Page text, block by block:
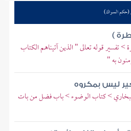
السواك)
)
> تفسير قوله تعالى " الذين آتيناهم الكتاب
به "
ليس بمكروه
> كتاب الوضوء > باب فضل من بات